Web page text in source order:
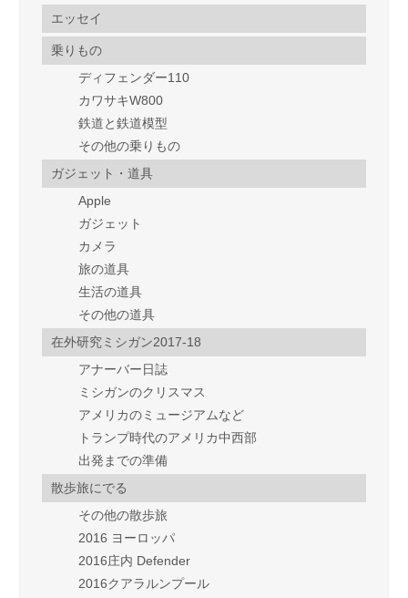
エッセイ
乗りもの
ディフェンダー110
カワサキW800
鉄道と鉄道模型
その他の乗りもの
ガジェット・道具
Apple
ガジェット
カメラ
旅の道具
生活の道具
その他の道具
在外研究ミシガン2017-18
アナーバー日誌
ミシガンのクリスマス
アメリカのミュージアムなど
トランプ時代のアメリカ中西部
出発までの準備
散歩旅にでる
その他の散歩旅
2016 ヨーロッパ
2016庄内 Defender
2016クアラルンプール